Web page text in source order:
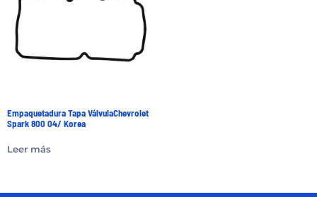
Empaquetadura Tapa VálvulaChevrolet
Spark 800 04/ Korea
Leer más